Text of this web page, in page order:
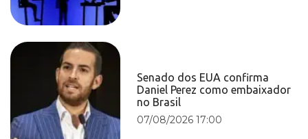
Senado dos EUA confirma
Daniel Perez como embaixador
no Brasil
07/08/2026 17:00